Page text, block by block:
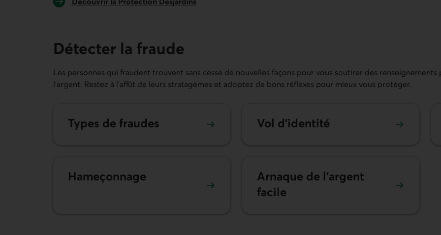
Détecter la fraude
Les personnes qui fraudent trouvent sans cesse de nouvelles façons pour vous soutirer des renseignements
l’argent. Restez à l’affût de leurs stratagèmes et adoptez de bons réflexes pour mieux vous protéger.
Types de fraudes Vol d’identité
Hameçonnage
Arnaque de l’argent
facile